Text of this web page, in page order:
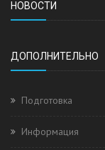
НОВОСТИ
ДОПОЛНИТЕЛЬНО
Подготовка
Информация